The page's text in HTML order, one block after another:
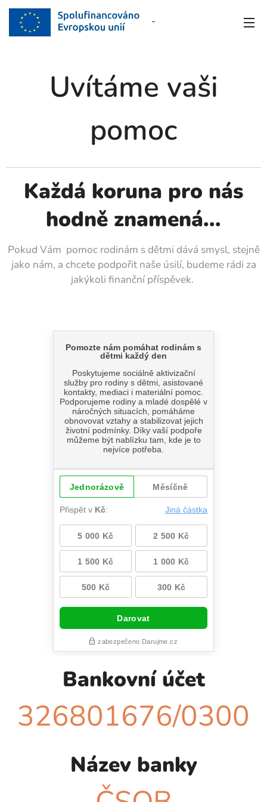
Uvítáme vaši
pomoc
Každá koruna pro nás
hodně znamená...
Pokud Vám pomoc rodinám s dětmi dává smysl, stejně
jako nám, a chcete podpořit naše úsilí, budeme rádi za
jakýkoli finanční příspěvek.
Bankovní účet
326801676/0300
Název banky